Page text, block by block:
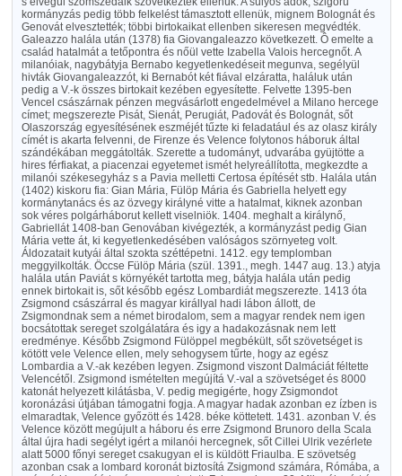
kormányzás pedig több felkelést támasztott ellenük, mignem Bolognát és
Genovát elvesztették; többi birtokaikat ellenben sikeresen megvédték.
Galeazzo halála után (1378) fia Giovangaleazzo következett. Ô emelte a
család hatalmát a tetőpontra és nőül vette Izabella Valois hercegnőt. A
milanóiak, nagybátyja Bernabo kegyetlenkedéseit megunva, segélyül
hivták Giovangaleazzót, ki Bernabót két fiával elzáratta, haláluk után
pedig a V.-k összes birtokait kezében egyesítette. Felvette 1395-ben
Vencel császárnak pénzen megvásárlott engedelmével a Milano hercege
címet; megszerezte Pisát, Sienát, Perugiát, Padovát és Bolognát, sőt
Olaszország egyesítésének eszméjét tűzte ki feladatául és az olasz király
címét is akarta felvenni, de Firenze és Velence folytonos háboruk által
szándékában meggátolták. Szerette a tudományt, udvarába gyüjtötte a
hires férfiakat, a piacenzai egyetemet ismét helyreállította, megkezdte a
milanói székesegyház s a Pavia melletti Certosa építését stb. Halála után
(1402) kiskoru fia: Gian Mária, Fülöp Mária és Gabriella helyett egy
kormánytanács és az özvegy királyné vitte a hatalmat, kiknek azonban
sok véres polgárháborut kellett viselniök. 1404. meghalt a királynő,
Gabriellát 1408-ban Genovában kivégezték, a kormányzást pedig Gian
Mária vette át, ki kegyetlenkedésében valóságos szörnyeteg volt.
Áldozatait kutyái által szokta széttépetni. 1412. egy templomban
meggyilkolták. Öccse Fülöp Mária (szül. 1391., megh. 1447 aug. 13.) atyja
halála után Paviát s környékét tartotta meg, bátyja halála után pedig
ennek birtokait is, sőt később egész Lombardiát megszerezte. 1413 óta
Zsigmond császárral és magyar királlyal hadi lábon állott, de
Zsigmondnak sem a német birodalom, sem a magyar rendek nem igen
bocsátottak sereget szolgálatára és igy a hadakozásnak nem lett
eredménye. Később Zsigmond Fülöppel megbékült, sőt szövetséget is
kötött vele Velence ellen, mely sehogysem tűrte, hogy az egész
Lombardia a V.-ak kezében legyen. Zsigmond viszont Dalmáciát féltette
Velencétől. Zsigmond ismételten megújítá V.-val a szövetséget és 8000
katonát helyezett kilátásba, V. pedig megigérte, hogy Zsigmondot
koronázási útjában támogatni fogja. A magyar hadak azonban ez ízben is
elmaradtak, Velence győzött és 1428. béke köttetett. 1431. azonban V. és
Velence között megújult a háboru és erre Zsigmond Brunoro della Scala
által újra hadi segélyt igért a milanói hercegnek, sőt Cillei Ulrik vezérlete
alatt 5000 főnyi sereget csakugyan el is küldött Friaulba. E szövetség
azonban csak a lombard koronát biztosítá Zsigmond számára, Rómába, a